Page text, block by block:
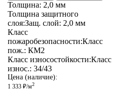
Толщина: 2,0 мм
Толщина защитного
слоя:Защ. слой: 2,0 мм
Класс
пожаробезопасности:Класс
пож.: КМ2
Класс износостойкости:Класс
износ.: 34/43
Цена (наличие):
1 333 ₽/м2